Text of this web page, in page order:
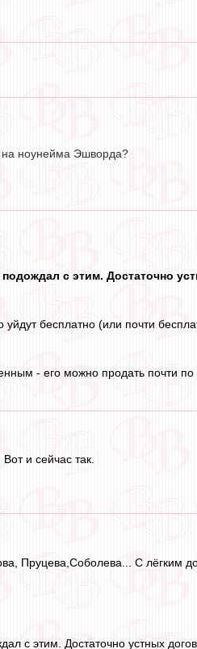
на ноунейма Эшворда?
с этим. Достаточно
бесплатно (или почти
- его можно продать почти
и сейчас так.
Пруцева,Соболева... С лёгким
с этим. Достаточно устных